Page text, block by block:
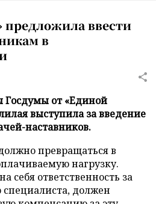
предложила ввести
в
Госдумы от «Единой
выступила за введение
наставников.
превращаться в
нагрузку.
себя ответственность за
специалиста, должен